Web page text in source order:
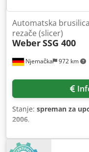
Njemačka 972 km
Automatska
rezače (slicer)
WeberSSG 400
Stanje: spreman za
2006,